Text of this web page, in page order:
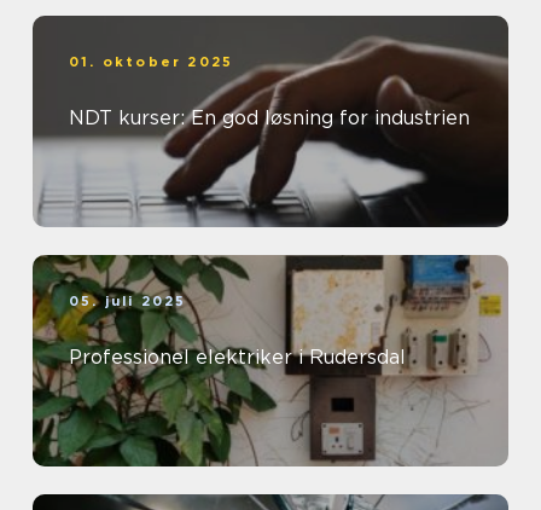
01. oktober 2025
NDT kurser: En god løsning for industrien
05. juli 2025
Professionel elektriker i Rudersdal